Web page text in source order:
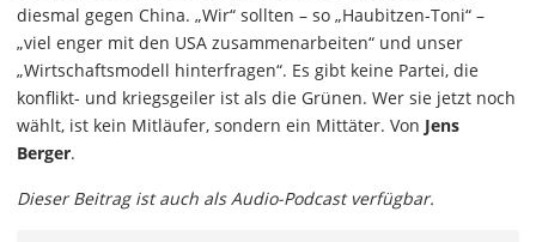
diesmal gegen China. „Wir“ sollten – so „Haubitzen-Toni“ –
„viel enger mit den USA zusammenarbeiten“ und unser
„Wirtschaftsmodell hinterfragen“. Es gibt keine Partei, die
konflikt- und kriegsgeiler ist als die Grünen. Wer sie jetzt noch
wählt, ist kein Mitläufer, sondern ein Mittäter. Von Jens
Berger.
Dieser Beitrag ist auch als Audio-Podcast verfügbar.